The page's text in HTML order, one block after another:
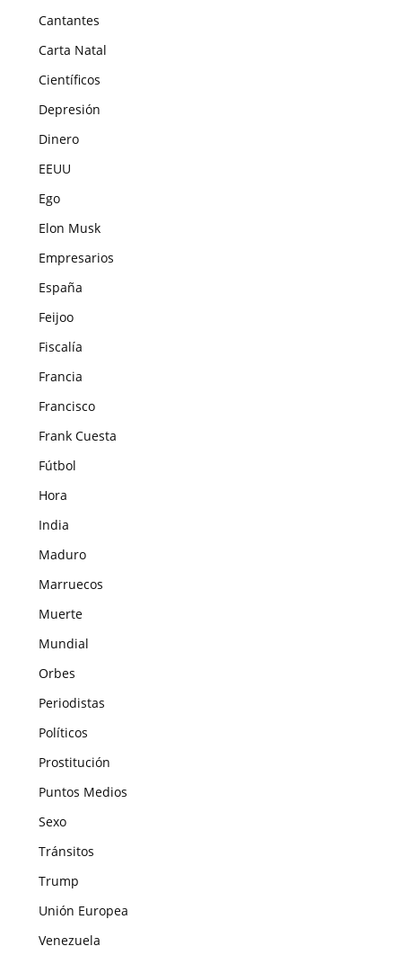
Cantantes
Carta Natal
Científicos
Depresión
Dinero
EEUU
Ego
Elon Musk
Empresarios
España
Feijoo
Fiscalía
Francia
Francisco
Frank Cuesta
Fútbol
Hora
India
Maduro
Marruecos
Muerte
Mundial
Orbes
Periodistas
Políticos
Prostitución
Puntos Medios
Sexo
Tránsitos
Trump
Unión Europea
Venezuela